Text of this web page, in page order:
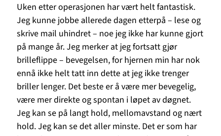
Uken etter operasjonen har vært helt fantastisk.
Jeg kunne jobbe allerede dagen etterpå – lese og
skrive mail uhindret – noe jeg ikke har kunne gjort
på mange år. Jeg merker at jeg fortsatt gjør
brilleflippe – bevegelsen, for hjernen min har nok
ennå ikke helt tatt inn dette at jeg ikke trenger
briller lenger. Det beste er å være mer bevegelig,
være mer direkte og spontan i løpet av døgnet.
Jeg kan se på langt hold, mellomavstand og nært
hold. Jeg kan se det aller minste. Det er som har